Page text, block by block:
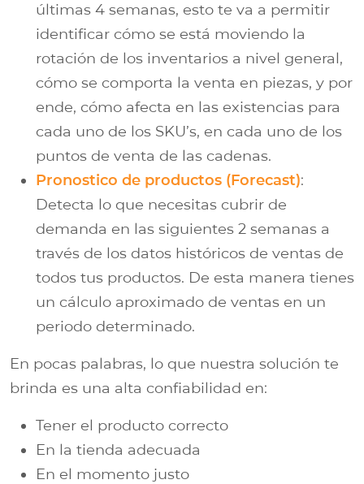
últimas 4 semanas, esto te va a permitir
identificar cómo se está moviendo la
rotación de los inventarios a nivel general,
cómo se comporta la venta en piezas, y por
ende, cómo afecta en las existencias para
cada uno de los SKU’s, en cada uno de los
puntos de venta de las cadenas.
Pronostico de productos (Forecast):
Detecta lo que necesitas cubrir de
demanda en las siguientes 2 semanas a
través de los datos históricos de ventas de
todos tus productos. De esta manera tienes
un cálculo aproximado de ventas en un
periodo determinado.
En pocas palabras, lo que nuestra solución te
brinda es una alta confiabilidad en:
Tener el producto correcto
En la tienda adecuada
En el momento justo